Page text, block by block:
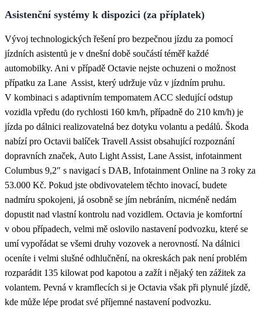
Asistenční systémy k dispozici (za příplatek)
Vývoj technologických řešení pro bezpečnou jízdu za pomocí
jízdních asistentů je v dnešní době součástí téměř každé
automobilky. Ani v případě Octavie nejste ochuzeni o možnost
přípatku za Lane Assist, který udržuje vůz v jízdním pruhu.
V kombinaci s adaptivním tempomatem ACC sledující odstup
vozidla vpředu (do rychlosti 160 km/h, případně do 210 km/h) je
jízda po dálnici realizovatelná bez dotyku volantu a pedálů. Škoda
nabízí pro Octavii balíček Travell Assist obsahující rozpoznání
dopravních značek, Auto Light Assist, Lane Assist, infotainment
Columbus 9,2″ s navigací s DAB, Infotainment Online na 3 roky za
53.000 Kč. Pokud jste obdivovatelem těchto inovací, budete
nadmíru spokojeni, já osobně se jím nebráním, nicméně nedám
dopustit nad vlastní kontrolu nad vozidlem. Octavia je komfortní
v obou případech, velmi mě oslovilo nastavení podvozku, které se
umí vypořádat se všemi druhy vozovek a nerovností. Na dálnici
oceníte i velmi slušné odhlučnění, na okreskách pak není problém
rozparádit 135 kilowat pod kapotou a zažít i nějaký ten zážitek za
volantem. Pevná v kramflecích si je Octavia však při plynulé jízdě,
kde může lépe prodat své příjemné nastavení podvozku.